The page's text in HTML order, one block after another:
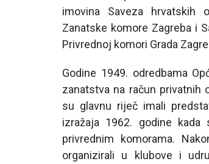
imovina Saveza hrvatskih
Zanatske komore Zagreba i
Privrednoj komori Grada
Godine 1949. odredbama
zanatstva na račun privatnih
su glavnu riječ imali
izražaja 1962. godine
privrednim komorama.
organizirali u klubove i